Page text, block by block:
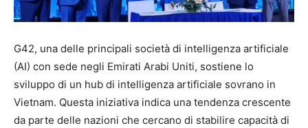
G42, una delle principali società di intelligenza artificiale
(AI) con sede negli Emirati Arabi Uniti, sostiene lo
sviluppo di un hub di intelligenza artificiale sovrano in
Vietnam. Questa iniziativa indica una tendenza crescente
da parte delle nazioni che cercano di stabilire capacità di